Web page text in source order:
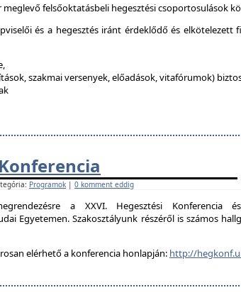
felsőoktatásbeli hegesztési csoportosulások
és a hegesztés iránt érdeklődő és elkötelezett
szakmai versenyek, előadások, vitafórumok)
Programok | 0 komment eddig
a XXVI. Hegesztési Konferencia
Egyetemen. Szakosztályunk részéről is számos
elérhető a konferencia honlapján: http://